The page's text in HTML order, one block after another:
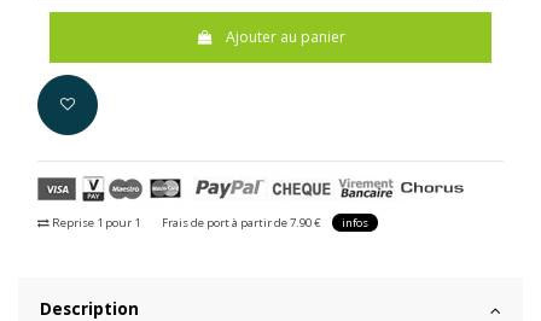
Ajouter au panier
Reprise 1 pour 1 Frais de port à partir de 7.90 € infos
Description